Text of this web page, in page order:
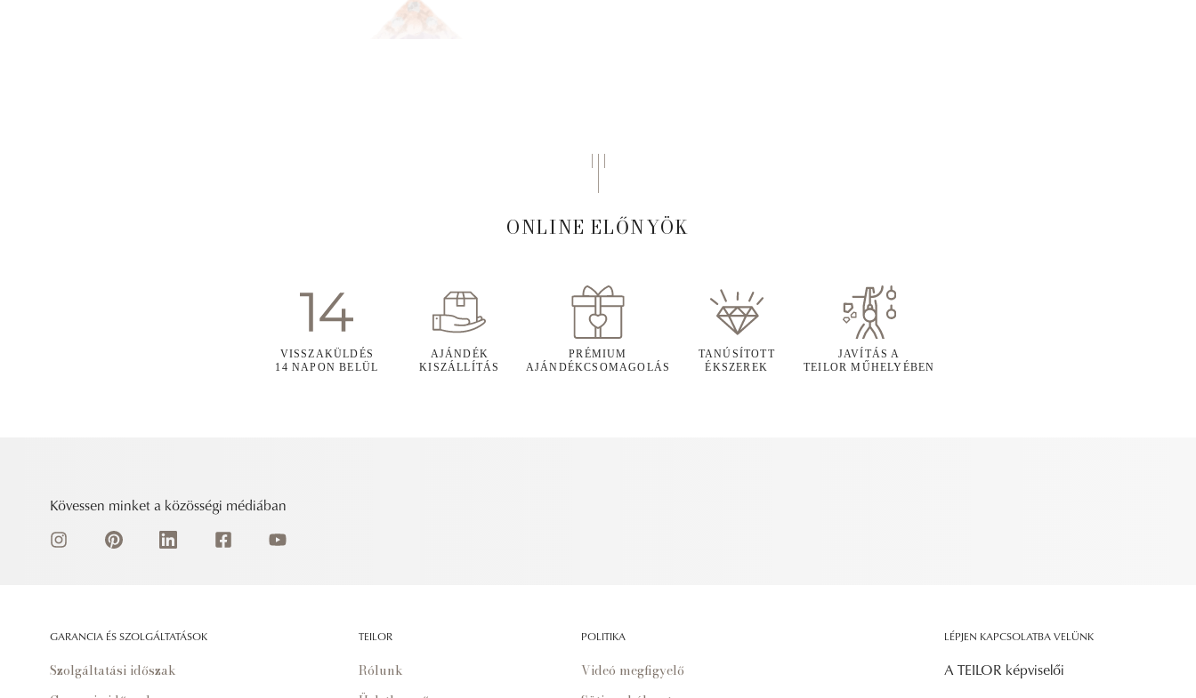
ONLINE ELŐNYÖK
VISSZAKÜLDÉS
14 NAPON BELÜL
AJÁNDÉK
KISZÁLLÍTÁS
PRÉMIUM
AJÁNDÉKCSOMAGOLÁS
TANÚSÍTOTT
ÉKSZEREK
JAVÍTÁS A
TEILOR MŰHELYÉBEN
Kövessen minket a közösségi médiában
GARANCIA ÉS SZOLGÁLTATÁSOK
Szolgáltatási időszak
TEILOR
Rólunk
POLITIKA
Videó megfigyelő
LÉPJEN KAPCSOLATBA VELÜNK
A TEILOR képviselői